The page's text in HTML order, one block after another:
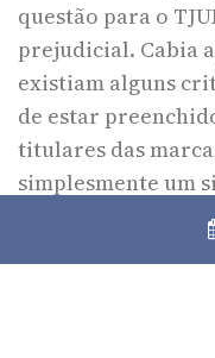
questão para o
prejudicial. Cabia
existiam alguns
de estar
titulares das
simplesmente um
suficiente para
O TJUE, no